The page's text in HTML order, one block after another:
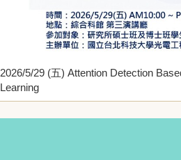
2026/5/29 (五) Attention Detection
Learning